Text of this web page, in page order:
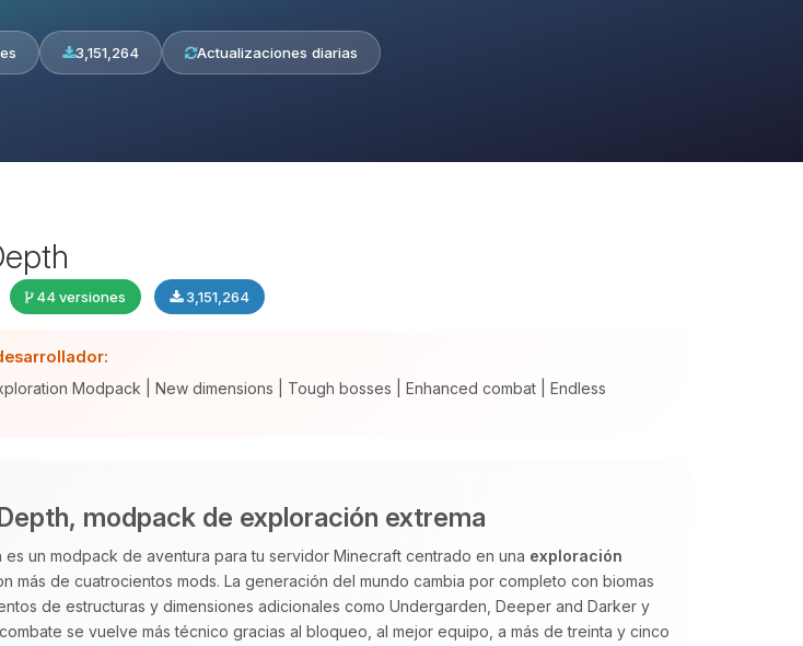
3,151,264 Actualizaciones diarias
44 versiones 3,151,264
Modpack | New dimensions | Tough bosses | Enhanced combat | Endless
modpack de exploración extrema
es un modpack de aventura para tu servidor Minecraft centrado en una exploración
más de cuatrocientos mods. La generación del mundo cambia por completo con biomas
de estructuras y dimensiones adicionales como Undergarden, Deeper and Darker y
se vuelve más técnico gracias al bloqueo, al mejor equipo, a más de treinta y cinco